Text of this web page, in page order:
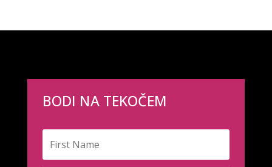
BODI NA TEKOČEM